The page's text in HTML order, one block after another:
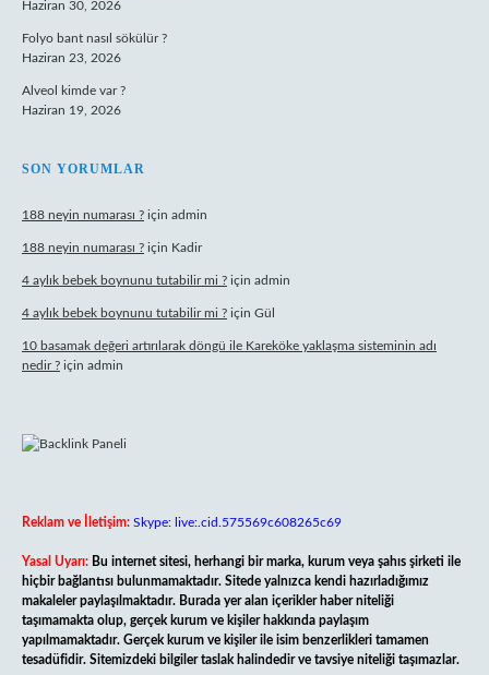
Haziran 30, 2026
Folyo bant nasıl sökülür ?
Haziran 23, 2026
Alveol kimde var ?
Haziran 19, 2026
SON YORUMLAR
188 neyin numarası ? için admin
188 neyin numarası ? için Kadir
4 aylık bebek boynunu tutabilir mi ? için admin
4 aylık bebek boynunu tutabilir mi ? için Gül
10 basamak değeri artırılarak döngü ile Kareköke yaklaşma sisteminin adı
nedir ? için admin
Reklam ve İletişim: Skype: live:.cid.575569c608265c69
Yasal Uyarı: Bu internet sitesi, herhangi bir marka, kurum veya şahıs şirketi ile
hiçbir bağlantısı bulunmamaktadır. Sitede yalnızca kendi hazırladığımız
makaleler paylaşılmaktadır. Burada yer alan içerikler haber niteliği
taşımamakta olup, gerçek kurum ve kişiler hakkında paylaşım
yapılmamaktadır. Gerçek kurum ve kişiler ile isim benzerlikleri tamamen
tesadüfidir. Sitemizdeki bilgiler taslak halindedir ve tavsiye niteliği taşımazlar.